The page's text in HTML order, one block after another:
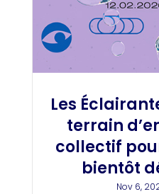
Les
terrain
collectif
bientôt
Nov 6,